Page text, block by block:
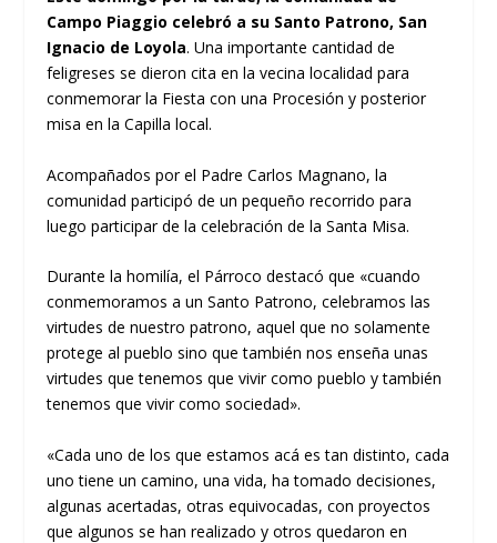
Campo Piaggio celebró a su Santo Patrono, San
Ignacio de Loyola. Una importante cantidad de
feligreses se dieron cita en la vecina localidad para
conmemorar la Fiesta con una Procesión y posterior
misa en la Capilla local.
Acompañados por el Padre Carlos Magnano, la
comunidad participó de un pequeño recorrido para
luego participar de la celebración de la Santa Misa.
Durante la homilía, el Párroco destacó que «cuando
conmemoramos a un Santo Patrono, celebramos las
virtudes de nuestro patrono, aquel que no solamente
protege al pueblo sino que también nos enseña unas
virtudes que tenemos que vivir como pueblo y también
tenemos que vivir como sociedad».
«Cada uno de los que estamos acá es tan distinto, cada
uno tiene un camino, una vida, ha tomado decisiones,
algunas acertadas, otras equivocadas, con proyectos
que algunos se han realizado y otros quedaron en